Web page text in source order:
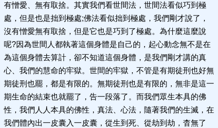
有憎愛、無有取捨。其實我們看世間法，世間法看似巧到極
處，但是也是拙到極處;佛法看似拙到極處，我們剛才說了，
沒有憎愛無有取捨，但是它也是巧到了極處。為什麼這麼說
呢?因為世間人都執著這個身體是自己的，起心動念無不是在
為這個身體去算計，卻不知道這個身體，是我們剛才講的真
心、我們的慧命的牢獄。世間的牢獄，不管是有期徒刑也好無
期徒刑也罷，都是有限的。無期徒刑也是有限的，無非是這一
期生命的結束也就罷了，告一段落了。而我們眾生本具的佛
性，我們人人本具的佛性，真法、心法，隨著我們的生滅，在
我們體內出一皮囊入一皮囊，從生到死、從劫到劫，杳無了